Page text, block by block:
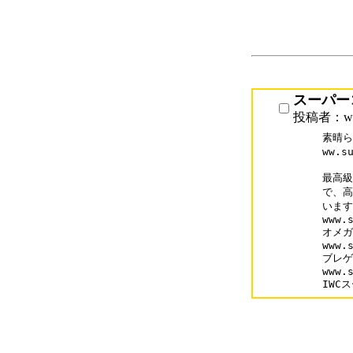
スーパ
投稿者：
素晴
最高
で、
いま
オメ
ブレ
IWC